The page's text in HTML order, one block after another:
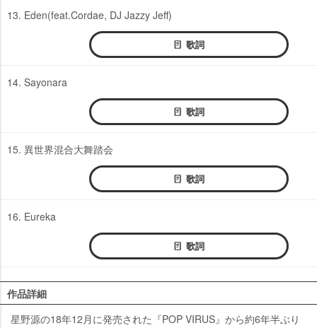
13. Eden(feat.Cordae, DJ Jazzy Jeff)
歌詞
14. Sayonara
歌詞
15. 異世界混合大舞踏会
歌詞
16. Eureka
歌詞
作品詳細
星野源の18年12月に発売された『POP VIRUS』から約6年半ぶり